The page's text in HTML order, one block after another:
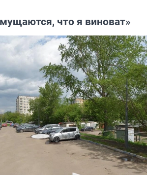
что я виноват»